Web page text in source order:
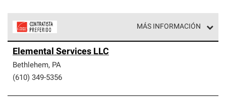
MÁS INFORMACIÓN
parte de una red exclusiva de profesionales de techos
que cumplen con altos estándares y requisitos estrictos
de profesionalismo y confiabilidad.
Elemental Services LLC
Bethlehem, PA
(610) 349-5356